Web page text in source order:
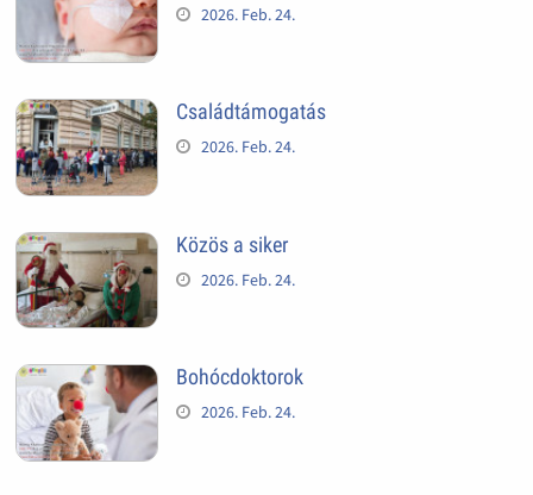
2026. Feb. 24.
Családtámogatás
2026. Feb. 24.
Közös a siker
2026. Feb. 24.
Bohócdoktorok
2026. Feb. 24.